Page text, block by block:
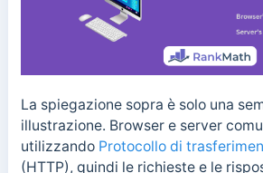
La spiegazione sopra è solo una
illustrazione. Browser e server
utilizzando Protocollo di
(HTTP), quindi le richieste e le